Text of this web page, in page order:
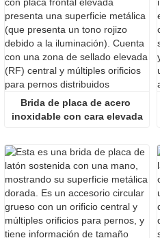
Brida de placa de acero
inoxidable con cara elevada